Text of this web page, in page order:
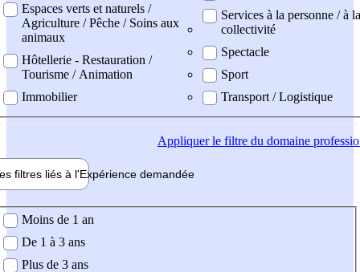
Espaces verts et naturels /
Agriculture / Pêche / Soins aux
animaux
Hôtellerie - Restauration /
Tourisme / Animation
Immobilier
Services à la personne / à la
collectivité
Spectacle
Sport
Transport / Logistique
Appliquerle filtre du domaine
filtres liés à l'Expérience demandée
demandée
Moins de 1 an
De 1 à 3 ans
Plus de 3 ans